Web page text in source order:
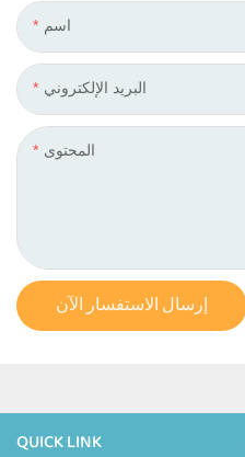
اسم
البريد الإلكتروني
المحتوى
إرسال الاستفسار الآن
QUICK LINK